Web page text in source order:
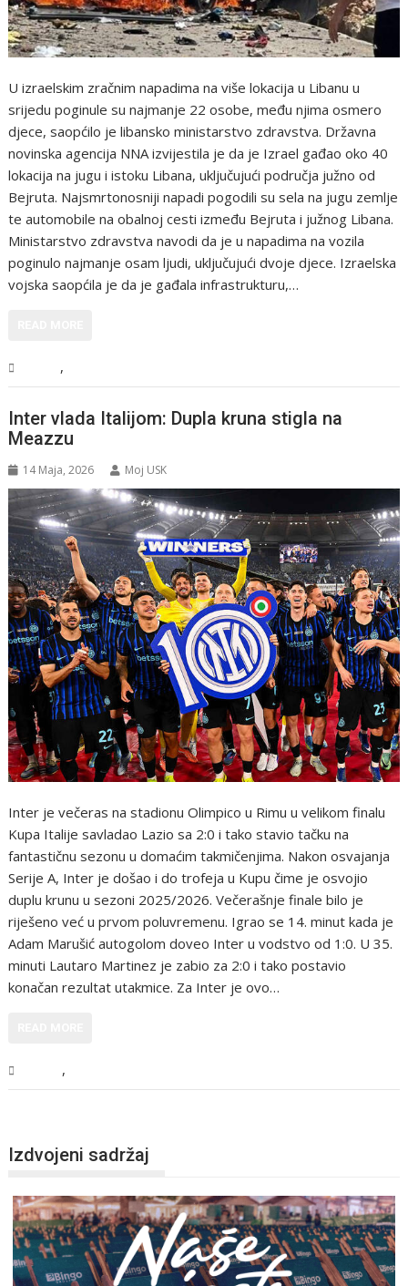
U izraelskim zračnim napadima na više lokacija u Libanu u
srijedu poginule su najmanje 22 osobe, među njima osmero
djece, saopćilo je libansko ministarstvo zdravstva. Državna
novinska agencija NNA izvijestila je da je Izrael gađao oko 40
lokacija na jugu i istoku Libana, uključujući područja južno od
Bejruta. Najsmrtonosniji napadi pogodili su sela na jugu zemlje
te automobile na obalnoj cesti između Bejruta i južnog Libana.
Ministarstvo zdravstva navodi da je u napadima na vozila
poginulo najmanje osam ljudi, uključujući dvoje djece. Izraelska
vojska saopćila je da je gađala infrastrukturu,…
,
Inter vlada Italijom: Dupla kruna stigla na
Meazzu
14 Maja, 2026 Moj USK
Inter je večeras na stadionu Olimpico u Rimu u velikom finalu
Kupa Italije savladao Lazio sa 2:0 i tako stavio tačku na
fantastičnu sezonu u domaćim takmičenjima. Nakon osvajanja
Serije A, Inter je došao i do trofeja u Kupu čime je osvojio
duplu krunu u sezoni 2025/2026. Večerašnje finale bilo je
riješeno već u prvom poluvremenu. Igrao se 14. minut kada je
Adam Marušić autogolom doveo Inter u vodstvo od 1:0. U 35.
minuti Lautaro Martinez je zabio za 2:0 i tako postavio
konačan rezultat utakmice. Za Inter je ovo…
,
Izdvojeni sadržaj